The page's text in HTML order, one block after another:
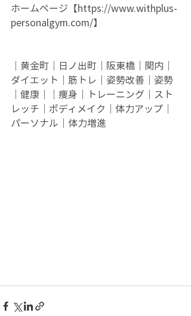
ホームページ【https://www.withplus-
personalgym.com/】
｜黄金町｜日ノ出町｜阪東橋｜関内｜
ダイエット｜筋トレ｜姿勢改善｜姿勢
｜健康｜｜痩身｜トレーニング｜スト
レッチ｜ボディメイク｜体力アップ｜
パーソナル｜体力増進